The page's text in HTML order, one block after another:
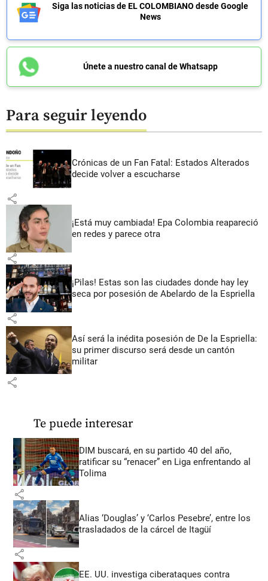
Siga las noticias de EL COLOMBIANO desde Google
News
Únete a nuestro canal de Whatsapp
Para seguir leyendo
Crónicas de un Fan Fatal: Estados Alterados
decide volver a escucharse
share
¡Está muy cambiada! Epa Colombia reapareció
en redes y parece otra
share
¡Pilas! Estas son las ciudades donde hay ley
seca por posesión de Abelardo de la Espriella
share
Así será la inédita posesión de De la Espriella:
su primer discurso será desde un cantón
militar
share
Te puede interesar
DIM buscará, en su partido 40 del año,
ratificar su “renacer” en Liga enfrentando al
Tolima
share
Alias ‘Douglas’ y ‘Carlos Pesebre’, entre los
trasladados de la cárcel de Itagüí
share
EE. UU. investiga ciberataques contra